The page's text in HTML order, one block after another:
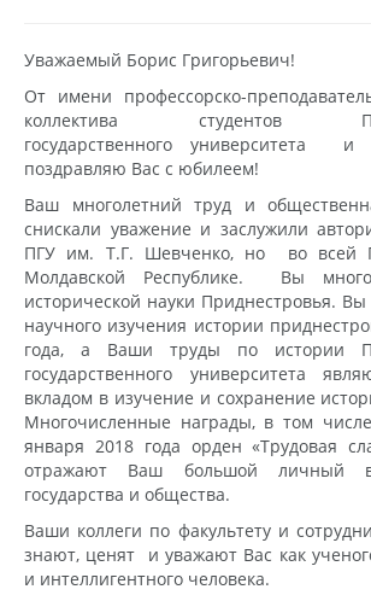
Уважаемый Борис Григорьевич!
От имени профессорско-
коллектива студентов
государственного университета
поздравляю Вас с юбилеем!
Ваш многолетний труд и
снискали уважение и заслужили
ПГУ им. Т.Г. Шевченко, но во всей
Молдавской Республике. Вы
исторической науки Приднестровья. Вы
научного изучения истории
года, а Ваши труды по истории
государственного университета
вкладом в изучение и сохранение
Многочисленные награды, в том
января 2018 года орден «Трудовая
отражают Ваш большой личный
государства и общества.
Ваши коллеги по факультету и
знают, ценят и уважают Вас как
и интеллигентного человека.